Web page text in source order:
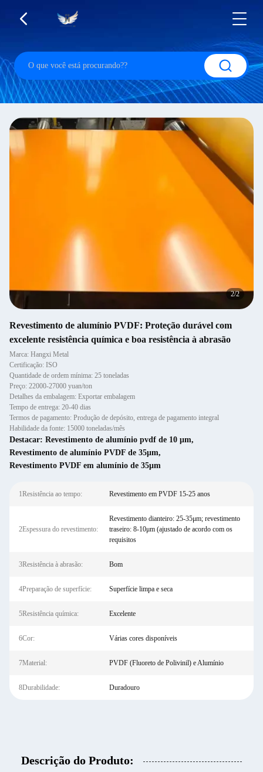
2/2
Revestimento de alumínio PVDF: Proteção durável com
excelente resistência química e boa resistência à abrasão
Marca: Hangxi Metal
Certificação: ISO
Quantidade de ordem mínima: 25 toneladas
Preço: 22000-27000 yuan/ton
Detalhes da embalagem: Exportar embalagem
Tempo de entrega: 20-40 dias
Termos de pagamento: Produção de depósito, entrega de pagamento integral
Habilidade da fonte: 15000 toneladas/mês
Destacar: Revestimento de alumínio pvdf de 10 μm,
Revestimento de alumínio PVDF de 35μm,
Revestimento PVDF em alumínio de 35μm
1Resistência ao tempo: Revestimento em PVDF 15-25 anos
2Espessura do revestimento:
Revestimento dianteiro: 25-35μm; revestimento
traseiro: 8-10μm (ajustado de acordo com os
requisitos
3Resistência à abrasão: Bom
4Preparação de superfície: Superfície limpa e seca
5Resistência química: Excelente
6Cor: Várias cores disponíveis
7Material: PVDF (Fluoreto de Polivinil) e Alumínio
8Durabilidade: Duradouro
Descrição do Produto: